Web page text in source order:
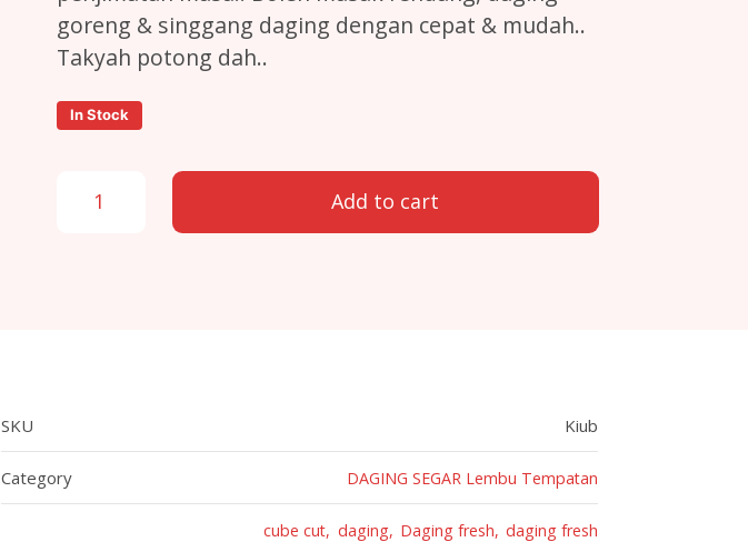
goreng & singgang daging dengan cepat & mudah..
Takyah potong dah..
In Stock
Daging Kiub Segar Lembu Tempatan (Local Beef Cube) quantity
Add to cart
SKU Kiub
Category DAGING SEGAR Lembu Tempatan
cube cut daging Daging fresh daging fresh